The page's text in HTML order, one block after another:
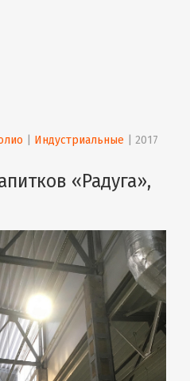
Индустриальные 2017
«Радуга»,